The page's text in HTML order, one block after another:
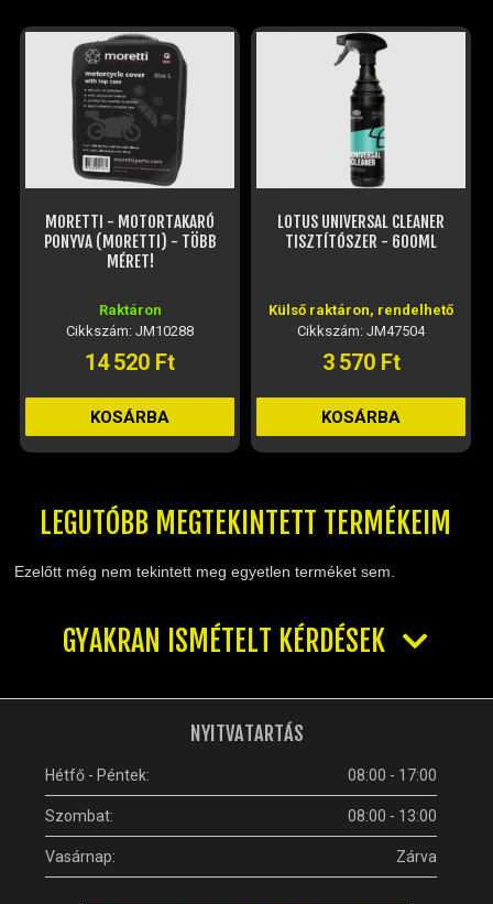
MORETTI - MOTORTAKARÓ
PONYVA (MORETTI) - TÖBB
MÉRET!
Raktáron
Cikkszám: JM10288
14 520 Ft
KOSÁRBA
LOTUS UNIVERSAL CLEANER
TISZTÍTÓSZER - 600ML
Külső raktáron, rendelhető
Cikkszám: JM47504
3 570 Ft
KOSÁRBA
LEGUTÓBB MEGTEKINTETT TERMÉKEIM
Ezelőtt még nem tekintett meg egyetlen terméket sem.
GYAKRAN ISMÉTELT KÉRDÉSEK
NYITVATARTÁS
Hétfő - Péntek: 08:00 - 17:00
Szombat: 08:00 - 13:00
Vasárnap: Zárva